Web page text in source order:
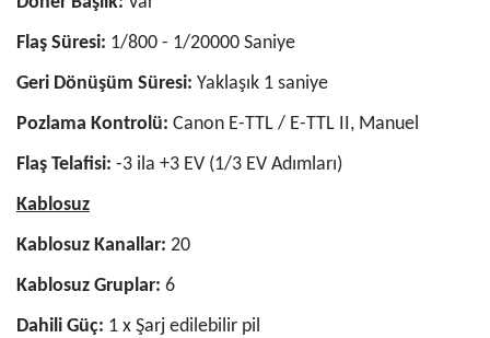
Flaş Süresi: 1/800 - 1/20000 Saniye
Geri Dönüşüm Süresi: Yaklaşık 1 saniye
Pozlama Kontrolü: Canon E-TTL / E-TTL II, Manuel
Flaş Telafisi: -3 ila +3 EV (1/3 EV Adımları)
Kablosuz
Kablosuz Kanallar: 20
Kablosuz Gruplar: 6
Dahili Güç: 1 x Şarj edilebilir pil